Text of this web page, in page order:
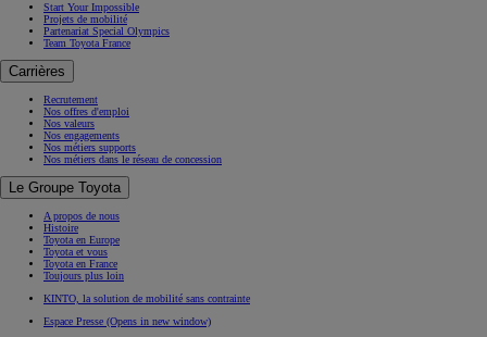
Start Your Impossible
Projets de mobilité
Partenariat Special Olympics
Team Toyota France
Carrières
Recrutement
Nos offres d'emploi
Nos valeurs
Nos engagements
Nos métiers supports
Nos métiers dans le réseau de concession
Le Groupe Toyota
A propos de nous
Histoire
Toyota en Europe
Toyota et vous
Toyota en France
Toujours plus loin
KINTO, la solution de mobilité sans contrainte
Espace Presse (Opens in new window)